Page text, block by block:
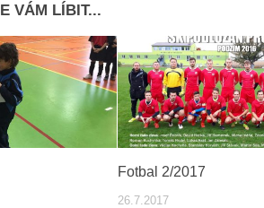
VÁM LÍBIT...
Fotbal 2/2017
26.7.2017